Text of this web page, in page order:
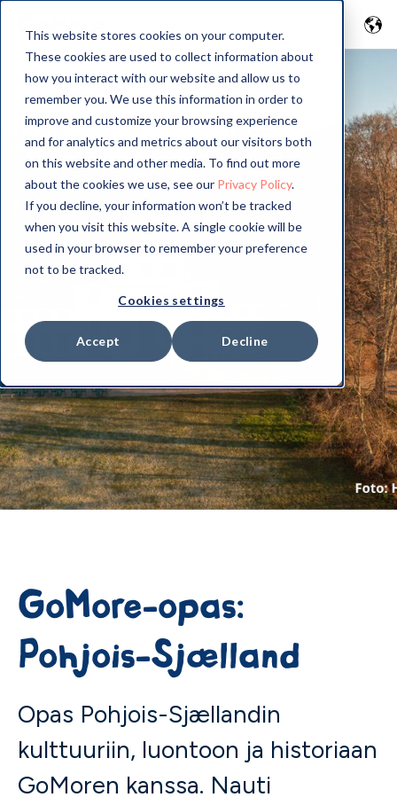
This website stores cookies on your computer.
These cookies are used to collect information about
how you interact with our website and allow us to
remember you. We use this information in order to
improve and customize your browsing experience
and for analytics and metrics about our visitors both
on this website and other media. To find out more
about the cookies we use, see our Privacy Policy.
If you decline, your information won’t be tracked
when you visit this website. A single cookie will be
used in your browser to remember your preference
not to be tracked.
Cookies settings
Accept Decline
GoMore-opas:
Pohjois-Sjælland
Opas Pohjois-Sjællandin
kulttuuriin, luontoon ja historiaan
GoMoren kanssa. Nauti